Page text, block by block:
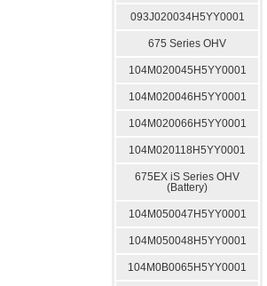
093J020034H5YY0001
675 Series OHV
104M020045H5YY0001
104M020046H5YY0001
104M020066H5YY0001
104M020118H5YY0001
675EX iS Series OHV
(Battery)
104M050047H5YY0001
104M050048H5YY0001
104M0B0065H5YY0001